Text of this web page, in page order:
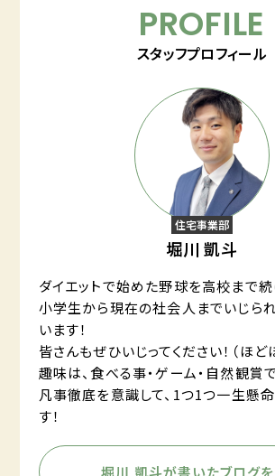
PROFILE
スタッフプロフィール
住宅事業部
堀川 凱斗
ダイエットで始めた野球を高校まで続
小学生から現在の社会人までいじら
います！
皆さんもぜひいじってください！（ほどほ
趣味は、食べる事・ゲーム・自然観賞で
凡事徹底を意識して、1つ1つ一生懸
す！
堀川 凱斗が書いたブログ